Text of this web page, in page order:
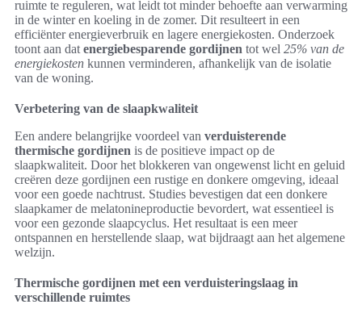
ruimte te reguleren, wat leidt tot minder behoefte aan verwarming
in de winter en koeling in de zomer. Dit resulteert in een
efficiënter energieverbruik en lagere energiekosten. Onderzoek
toont aan dat energiebesparende gordijnen tot wel 25% van de
energiekosten kunnen verminderen, afhankelijk van de isolatie
van de woning.
Verbetering van de slaapkwaliteit
Een andere belangrijke voordeel van verduisterende
thermische gordijnen is de positieve impact op de
slaapkwaliteit. Door het blokkeren van ongewenst licht en geluid
creëren deze gordijnen een rustige en donkere omgeving, ideaal
voor een goede nachtrust. Studies bevestigen dat een donkere
slaapkamer de melatonineproductie bevordert, wat essentieel is
voor een gezonde slaapcyclus. Het resultaat is een meer
ontspannen en herstellende slaap, wat bijdraagt aan het algemene
welzijn.
Thermische gordijnen met een verduisteringslaag in
verschillende ruimtes